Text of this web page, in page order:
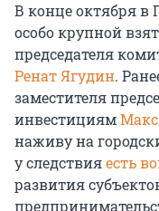
В конце октября в
особо крупной
председателя
Ренат Ягудин.
заместителя
инвестициям
наживу на
у следствияесть
развития